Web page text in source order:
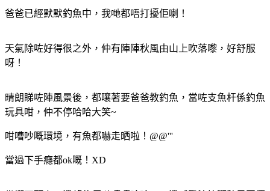
爸爸已經默默釣魚中，我哋都唔打擾佢喇！
天氣除咗好得很之外，仲有陣陣秋風由山上吹落嚟，好舒服
呀！
晴朗睇咗陣風景後，都嚷著要爸爸教釣魚，當咗支魚杆係釣魚
玩具咁，仲不停哈哈大笑~
咁嘈吵嘅環境，有魚都嚇走晒啦！@@'''
當過下手癮都ok嘅！XD